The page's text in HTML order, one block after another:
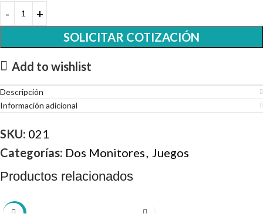
SOLICITAR COTIZACIÓN
Add to wishlist
Descripción
Información adicional
SKU: 021
Categorías: Dos Monitores, Juegos
Productos relacionados
-21%